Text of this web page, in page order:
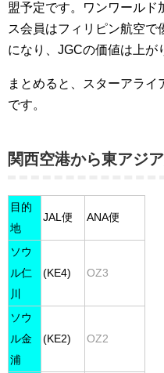
盟予定です。ワンワールド
ス会員はフィリピン航空で
になり、JGCの価値は上が
まとめると、スターアライ
です。
関西空港から東アジ
目的
地
JAL便 ANA便
ソウ
ル仁
川
(KE4) OZ3
ソウ
ル金
浦
(KE2) OZ2